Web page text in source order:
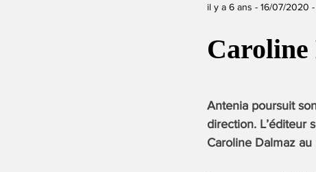
il y a 6 ans - 16/07/2020 -
Antenia poursuit
direction. L’éditeur
Caroline Dalmaz